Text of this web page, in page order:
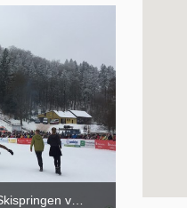
vom 10.02.-